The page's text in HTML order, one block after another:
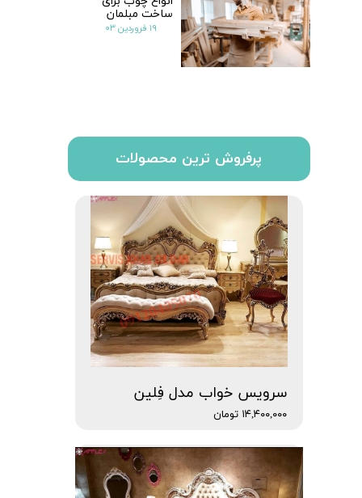
سرویس خواب مدل فِلین
۱۴,۴۰۰,۰۰۰ تومان
پرفروش ترین محصولات
ساخت مبلمان
۱۹ فروردین ۰۳